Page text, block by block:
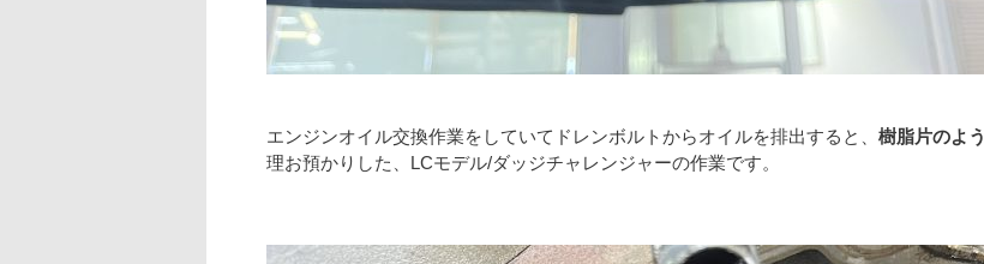
エンジンオイル交換作業をしていてドレンボルトからオイルを排出すると、 樹脂片のよ
理お預かりした、LCモデル/ダッジチャレンジャーの作業です。